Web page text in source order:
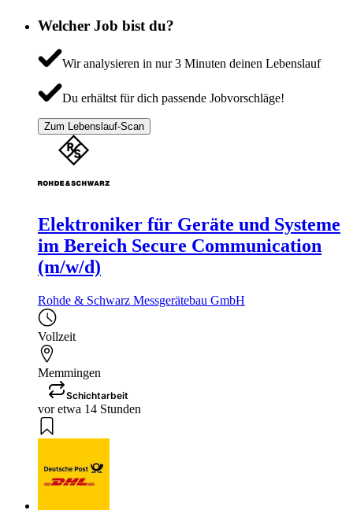
Welcher Job bist du?
Wir analysieren in nur 3 Minuten deinen Lebenslauf
Du erhältst für dich passende Jobvorschläge!
Zum Lebenslauf-Scan
Elektroniker für Geräte und Systeme
im Bereich Secure Communication
(m/w/d)
Rohde & Schwarz Messgerätebau GmbH
Vollzeit
Memmingen
Schichtarbeit
vor etwa 14 Stunden